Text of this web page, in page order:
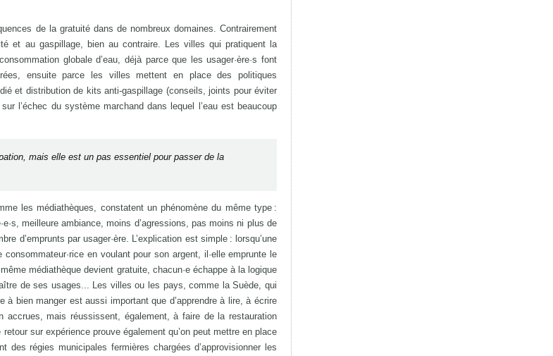
de la gratuité dans de nombreux domaines. Contrairement
et au gaspillage, bien au contraire. Les villes qui pratiquent la
globale d’eau, déjà parce que les usager·ère·s font
ensuite parce les villes mettent en place des politiques
et distribution de kits anti-gaspillage (conseils, joints pour éviter
l’échec du système marchand dans lequel l’eau est beaucoup
mais elle est un pas essentiel pour passer de la
les médiathèques, constatent un phénomène du même type :
meilleure ambiance, moins d’agressions, pas moins ni plus de
d’emprunts par usager·ère. L’explication est simple : lorsqu’une
en voulant pour son argent, il·elle emprunte le
médiathèque devient gratuite, chacun·e échappe à la logique
de ses usages... Les villes ou les pays, comme la Suède, qui
à bien manger est aussi important que d’apprendre à lire, à écrire
mais réussissent, également, à faire de la restauration
sur expérience prouve également qu’on peut mettre en place
régies municipales fermières chargées d’approvisionner les